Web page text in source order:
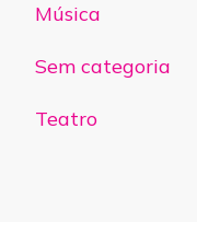
Música
Sem categoria
Teatro